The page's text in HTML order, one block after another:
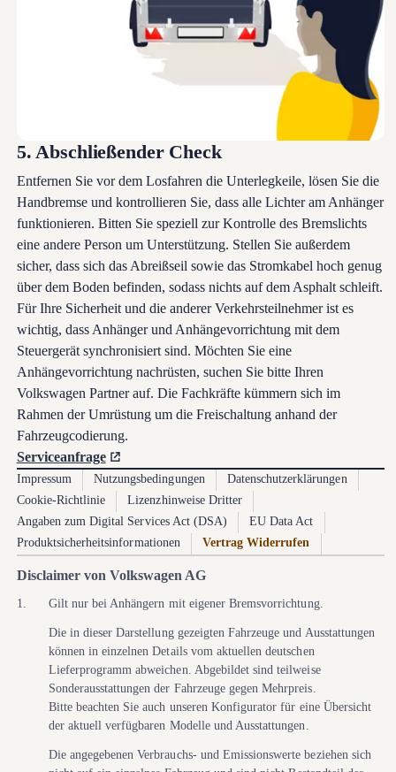
Lifestyle
Transport
Familie
Elektromobilität
5. Abschließender Check
Entfernen Sie vor dem Losfahren die Unterlegkeile, lösen Sie die
Handbremse und kontrollieren Sie, dass alle Lichter am Anhänger
funktionieren. Bitten Sie speziell zur Kontrolle des Bremslichts
eine andere Person um Unterstützung. Stellen Sie außerdem
sicher, dass sich das Abreißseil sowie das Stromkabel hoch genug
über dem Boden befinden, sodass nichts auf dem Asphalt schleift.
Für Ihre Sicherheit und die anderer Verkehrsteilnehmer ist es
wichtig, dass Anhänger und Anhängevorrichtung mit dem
Steuergerät synchronisiert sind. Möchten Sie eine
Anhängevorrichtung nachrüsten, suchen Sie bitte Ihren
Volkswagen Partner auf. Die Fachkräfte kümmern sich im
Rahmen der Umrüstung um die Freischaltung anhand der
Fahrzeugcodierung.
Serviceanfrage
Impressum Nutzungsbedingungen
Datenschutzerklärungen
Cookie-Richtlinie
Lizenzhinweise Dritter
Angaben zum Digital Services Act (DSA)
EU Data Act
Produktsicherheitsinformationen
Vertrag Widerrufen
Disclaimer von Volkswagen AG
1. Gilt nur bei Anhängern mit eigener Bremsvorrichtung.
Die in dieser Darstellung gezeigten Fahrzeuge und Ausstattungen
können in einzelnen Details vom aktuellen deutschen
Lieferprogramm abweichen. Abgebildet sind teilweise
Sonderausstattungen der Fahrzeuge gegen Mehrpreis.
Bitte beachten Sie auch unseren Konfigurator für eine Übersicht
der aktuell verfügbaren Modelle und Ausstattungen.
Die angegebenen Verbrauchs- und Emissionswerte beziehen sich